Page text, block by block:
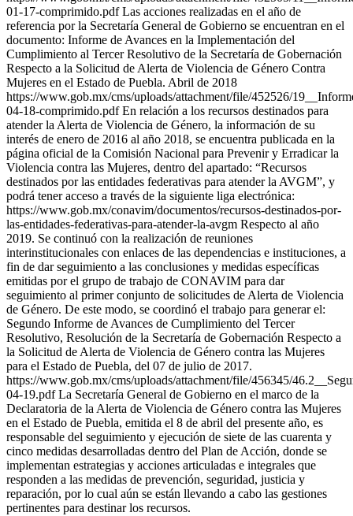
01-17-comprimido.pdf Las acciones realizadas en el año de
referencia por la Secretaría General de Gobierno se encuentran en el
documento: Informe de Avances en la Implementación del
Cumplimiento al Tercer Resolutivo de la Secretaría de Gobernación
Respecto a la Solicitud de Alerta de Violencia de Género Contra
Mujeres en el Estado de Puebla. Abril de 2018
https://www.gob.mx/cms/uploads/attachment/file/452526/
04-18-comprimido.pdf En relación a los recursos destinados para
atender la Alerta de Violencia de Género, la información de su
interés de enero de 2016 al año 2018, se encuentra publicada en la
página oficial de la Comisión Nacional para Prevenir y Erradicar la
Violencia contra las Mujeres, dentro del apartado: “Recursos
destinados por las entidades federativas para atender la AVGM”, y
podrá tener acceso a través de la siguiente liga electrónica:
https://www.gob.mx/conavim/documentos/recursos-destinados-por-
las-entidades-federativas-para-atender-la-avgm Respecto al año
2019. Se continuó con la realización de reuniones
interinstitucionales con enlaces de las dependencias e instituciones, a
fin de dar seguimiento a las conclusiones y medidas específicas
emitidas por el grupo de trabajo de CONAVIM para dar
seguimiento al primer conjunto de solicitudes de Alerta de Violencia
de Género. De este modo, se coordinó el trabajo para generar el:
Segundo Informe de Avances de Cumplimiento del Tercer
Resolutivo, Resolución de la Secretaría de Gobernación Respecto a
la Solicitud de Alerta de Violencia de Género contra las Mujeres
para el Estado de Puebla, del 07 de julio de 2017.
https://www.gob.mx/cms/uploads/attachment/file/456345/
04-19.pdf La Secretaría General de Gobierno en el marco de la
Declaratoria de la Alerta de Violencia de Género contra las Mujeres
en el Estado de Puebla, emitida el 8 de abril del presente año, es
responsable del seguimiento y ejecución de siete de las cuarenta y
cinco medidas desarrolladas dentro del Plan de Acción, donde se
implementan estrategias y acciones articuladas e integrales que
responden a las medidas de prevención, seguridad, justicia y
reparación, por lo cual aún se están llevando a cabo las gestiones
pertinentes para destinar los recursos.